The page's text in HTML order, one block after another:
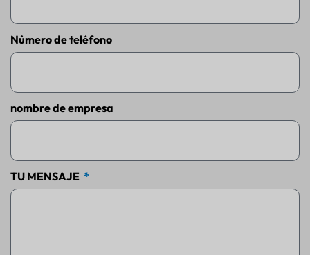
Número de teléfono
nombre de empresa
TU MENSAJE